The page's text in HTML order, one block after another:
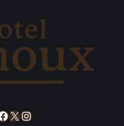
X Instagram